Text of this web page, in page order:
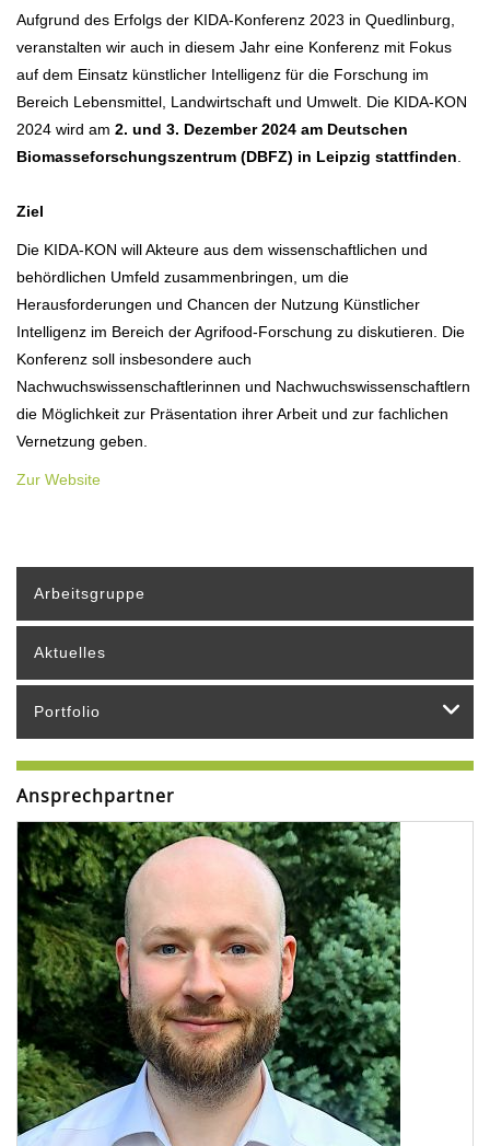
Aufgrund des Erfolgs der KIDA-Konferenz 2023 in Quedlinburg,
veranstalten wir auch in diesem Jahr eine Konferenz mit Fokus
auf dem Einsatz künstlicher Intelligenz für die Forschung im
Bereich Lebensmittel, Landwirtschaft und Umwelt. Die KIDA-KON
2024 wird am 2. und 3. Dezember 2024 am Deutschen
Biomasseforschungszentrum (DBFZ) in Leipzig stattfinden
Ziel
Die KIDA-KON will Akteure aus dem wissenschaftlichen und
behördlichen Umfeld zusammenbringen, um die
Herausforderungen und Chancen der Nutzung Künstlicher
Intelligenz im Bereich der Agrifood-Forschung zu diskutieren. Die
Konferenz soll insbesondere auch
Nachwuchswissenschaftlerinnen und Nachwuchswissenschaftlern
die Möglichkeit zur Präsentation ihrer Arbeit und zur fachlichen
Vernetzung geben.
Zur Website
Arbeitsgruppe
Aktuelles
Portfolio
Ansprechpartner